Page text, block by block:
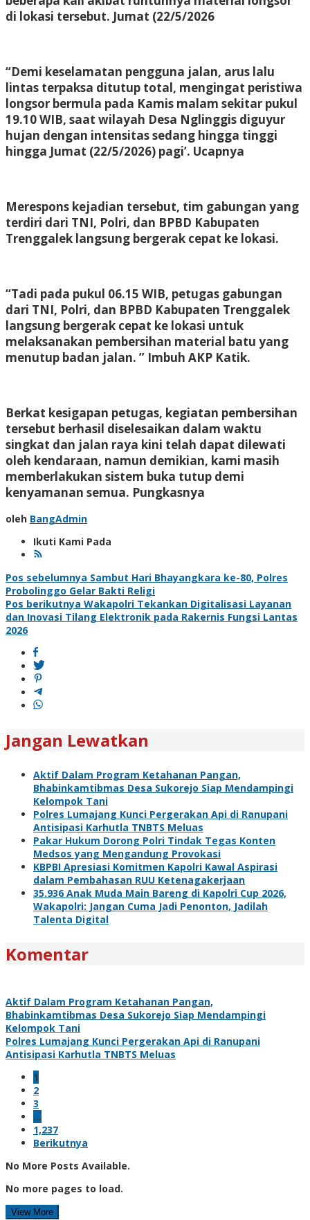
di lokasi tersebut. Jumat (22/5/2026
“Demi keselamatan pengguna jalan, arus lalu
lintas terpaksa ditutup total, mengingat peristiwa
longsor bermula pada Kamis malam sekitar pukul
19.10 WIB, saat wilayah Desa Nglinggis diguyur
hujan dengan intensitas sedang hingga tinggi
hingga Jumat (22/5/2026) pagi’. Ucapnya
Merespons kejadian tersebut, tim gabungan yang
terdiri dari TNI, Polri, dan BPBD Kabupaten
Trenggalek langsung bergerak cepat ke lokasi.
“Tadi pada pukul 06.15 WIB, petugas gabungan
dari TNI, Polri, dan BPBD Kabupaten Trenggalek
langsung bergerak cepat ke lokasi untuk
melaksanakan pembersihan material batu yang
menutup badan jalan. ” Imbuh AKP Katik.
Berkat kesigapan petugas, kegiatan pembersihan
tersebut berhasil diselesaikan dalam waktu
singkat dan jalan raya kini telah dapat dilewati
oleh kendaraan, namun demikian, kami masih
memberlakukan sistem buka tutup demi
kenyamanan semua. Pungkasnya
oleh BangAdmin
Ikuti Kami Pada
Navigasi
pos
Pos sebelumnya Sambut Hari Bhayangkara ke-80, Polres
Probolinggo Gelar Bakti Religi
Pos berikutnya Wakapolri Tekankan Digitalisasi Layanan
dan Inovasi Tilang Elektronik pada Rakernis Fungsi Lantas
2026
Jangan Lewatkan
Aktif Dalam Program Ketahanan Pangan,
Bhabinkamtibmas Desa Sukorejo Siap Mendampingi
Kelompok Tani
Polres Lumajang Kunci Pergerakan Api di Ranupani
Antisipasi Karhutla TNBTS Meluas
Pakar Hukum Dorong Polri Tindak Tegas Konten
Medsos yang Mengandung Provokasi
KBPBI Apresiasi Komitmen Kapolri Kawal Aspirasi
dalam Pembahasan RUU Ketenagakerjaan
35.936 Anak Muda Main Bareng di Kapolri Cup 2026,
Wakapolri: Jangan Cuma Jadi Penonton, Jadilah
Talenta Digital
Komentar
Aktif Dalam Program Ketahanan Pangan,
Bhabinkamtibmas Desa Sukorejo Siap Mendampingi
Kelompok Tani
Polres Lumajang Kunci Pergerakan Api di Ranupani
Antisipasi Karhutla TNBTS Meluas
1
2
3
…
1,237
Berikutnya
No More Posts Available.
No more pages to load.
View More